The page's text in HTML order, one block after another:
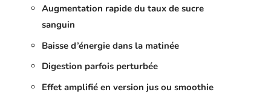
Augmentation rapide du taux de sucre
sanguin
Baisse d’énergie dans la matinée
Digestion parfois perturbée
Effet amplifié en version jus ou smoothie